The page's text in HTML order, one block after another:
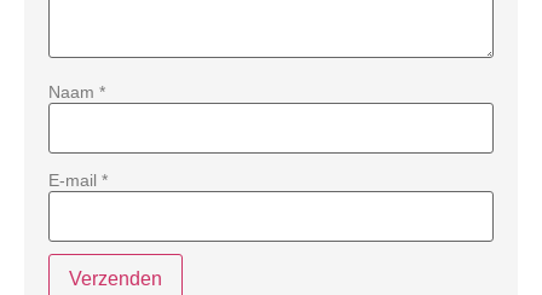
Naam *
E-mail *